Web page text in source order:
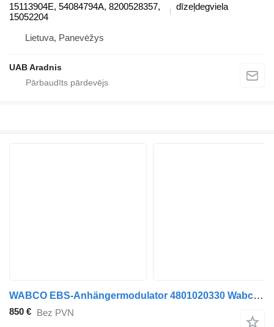
15113904E, 54084794A, 8200528357,
15052204
dīzeļdegviela
Lietuva, Panevėžys
UAB Aradnis
WABCO EBS-Anhängermodulator 4801020330 Wabco EBS modulators paredzēts mikroautobusa
850 € Bez PVN